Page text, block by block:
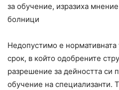
за обучение, изразиха
болници
Недопустимо е нормативната
срок, в който одобрените
разрешение за дейността си
обучение на специализанти.